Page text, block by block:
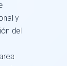
y
del